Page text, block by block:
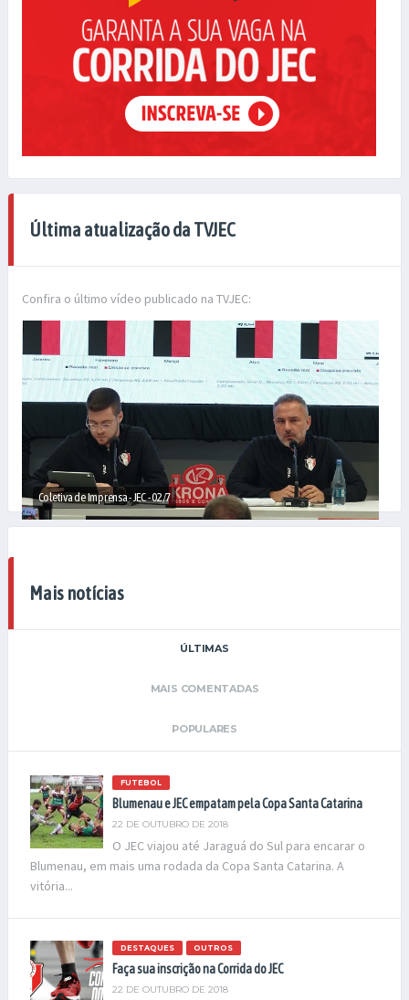
Última atualização da TVJEC
Confira o último vídeo publicado na TVJEC:
Coletiva de Imprensa - JEC - 02/7
Mais notícias
ÚLTIMAS
MAIS COMENTADAS
POPULARES
FUTEBOL
Blumenau e JEC empatam pela Copa Santa Catarina
22 DE OUTUBRO DE 2018
O JEC viajou até Jaraguá do Sul para encarar o
Blumenau, em mais uma rodada da Copa Santa Catarina. A
vitória...
DESTAQUES OUTROS
Faça sua inscrição na Corrida do JEC
22 DE OUTUBRO DE 2018